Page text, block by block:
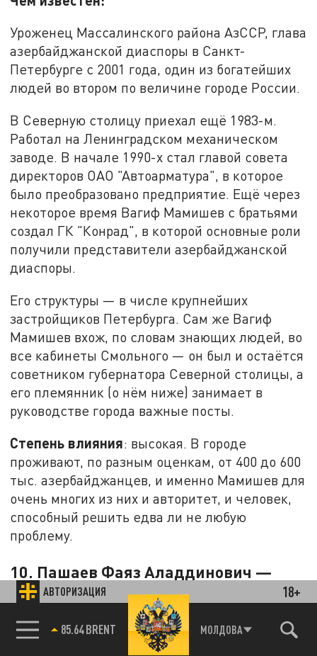
АВТОРИЗАЦИЯ 18+
85.64 BRENT МОЛДОВА
Уроженец Массалинского района АзССР, глава
азербайджанской диаспоры в Санкт-
Петербурге с 2001 года, один из богатейших
людей во втором по величине городе России.
В Северную столицу приехал ещё 1983-м.
Работал на Ленинградском механическом
заводе. В начале 1990-х стал главой совета
директоров ОАО "Автоарматура", в которое
было преобразовано предприятие. Ещё через
некоторое время Вагиф Мамишев с братьями
создал ГК "Конрад", в которой основные роли
получили представители азербайджанской
диаспоры.
Его структуры — в числе крупнейших
застройщиков Петербурга. Сам же Вагиф
Мамишев вхож, по словам знающих людей, во
все кабинеты Смольного — он был и остаётся
советником губернатора Северной столицы, а
его племянник (о нём ниже) занимает в
руководстве города важные посты.
Степень влияния: высокая. В городе
проживают, по разным оценкам, от 400 до 600
тыс. азербайджанцев, и именно Мамишев для
очень многих из них и авторитет, и человек,
способный решить едва ли не любую
проблему.
10. Пашаев Фаяз Аладдинович —
научный работник, общественный
деятель.